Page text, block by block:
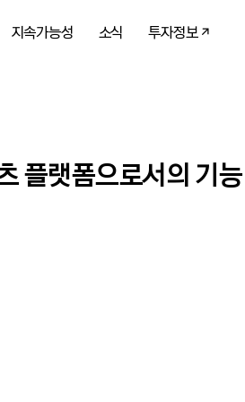
지속가능성 소식 투자정보
플랫폼으로서의 기